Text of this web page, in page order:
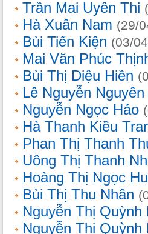
Trần Mai Uyên Thi
Hà Xuân Nam (29/
Bùi Tiến Kiện (03/
Mai Văn Phúc
Bùi Thị Diệu Hiền
Lê Nguyễn
Nguyễn Ngọc Hảo
Hà Thanh Kiều
Phan Thị Thanh
Uông Thị Thanh
Hoàng Thị Ngọc
Bùi Thị Thu Nhân
Nguyễn Thị Quỳnh
Nguyễn Thị Quỳnh